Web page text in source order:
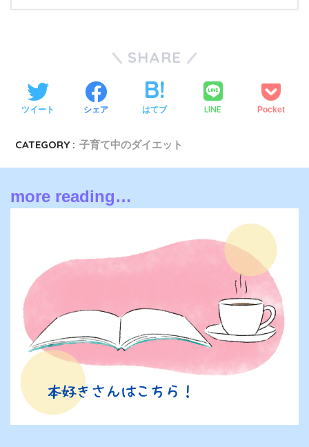
SHARE
ツイート シェア はてブ LINE Pocket
CATEGORY : 子育て中のダイエット
more reading…